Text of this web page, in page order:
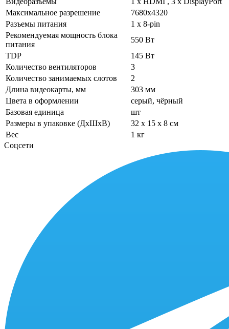
Максимальное разрешение
7680х4320
Разъемы питания
1 x 8-pin
Рекомендуемая мощность блока
питания
550 Вт
TDP
145 Вт
Количество вентиляторов
3
Количество занимаемых слотов
2
Длина видеокарты, мм
303 мм
Цвета в оформлении
серый, чёрный
Базовая единица
шт
Размеры в упаковке (ДхШхВ)
32 x 15 x 8 см
Вес
1 кг
Соцсети